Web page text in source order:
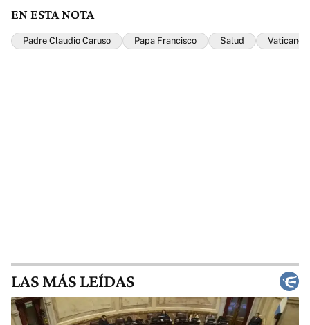
EN ESTA NOTA
Padre Claudio Caruso Papa Francisco Salud Vaticano
LAS MÁS LEÍDAS